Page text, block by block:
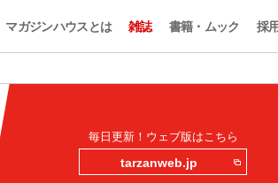
マガジンハウスとは 雑誌 書籍・ムック 採
毎日更新！ウェブ版はこちら
tarzanweb.jp